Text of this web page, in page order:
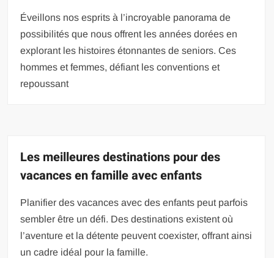
Éveillons nos esprits à l’incroyable panorama de
possibilités que nous offrent les années dorées en
explorant les histoires étonnantes de seniors. Ces
hommes et femmes, défiant les conventions et
repoussant
Les meilleures destinations pour des
vacances en famille avec enfants
Planifier des vacances avec des enfants peut parfois
sembler être un défi. Des destinations existent où
l’aventure et la détente peuvent coexister, offrant ainsi
un cadre idéal pour la famille.